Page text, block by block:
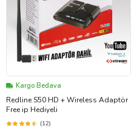
Kargo Bedava
Redline S50 HD + Wireless Adaptör
Free ip Hediyeli
(12)